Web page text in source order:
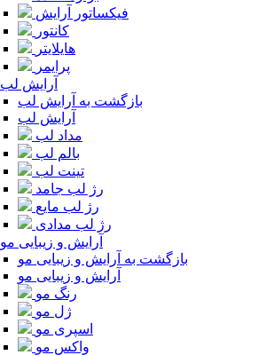
فیکساتور آرایش
کانتور
هایلایتر
پرایمر
آرایش لب
بازگشت به آرایش لب
آرایش لب
مداد لب
بالم لب
تینت لب
رژ لب جامد
رژ لب مایع
رژ لب مدادی
آرایش و زیبایی مو
بازگشت به آرایش و زیبایی مو
آرایش و زیبایی مو
رنگ مو
ژل مو
اسپری مو
واکس مو